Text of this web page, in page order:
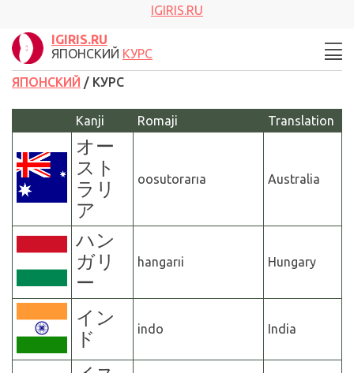
IGIRIS.RU
IGIRIS.RU
ЯПОНСКИЙ КУРС
ЯПОНСКИЙ / КУРС
Kanji Romaji Translation
オー
スト
ラリ
ア
oosutorarıa Australia
ハン
ガリ
ー
hangarıi Hungary
イン
ド
indo India